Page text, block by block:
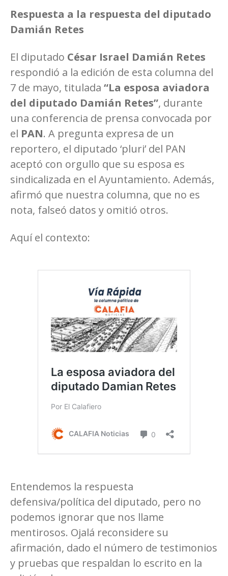
Respuesta a la respuesta del diputado
Damián Retes
El diputado César Israel Damián Retes
respondió a la edición de esta columna del
7 de mayo, titulada “La esposa aviadora
del diputado Damián Retes”, durante
una conferencia de prensa convocada por
el PAN. A pregunta expresa de un
reportero, el diputado ‘pluri’ del PAN
aceptó con orgullo que su esposa es
sindicalizada en el Ayuntamiento. Además,
afirmó que nuestra columna, que no es
nota, falseó datos y omitió otros.
Aquí el contexto:
Entendemos la respuesta
defensiva/política del diputado, pero no
podemos ignorar que nos llame
mentirosos. Ojalá reconsidere su
afirmación, dado el número de testimonios
y pruebas que respaldan lo escrito en la